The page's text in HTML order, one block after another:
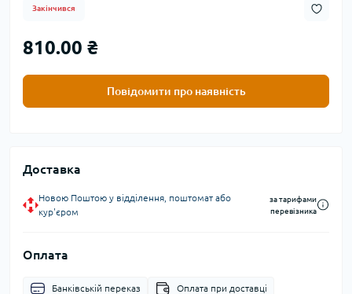
Закінчився
810.00 ₴
Повідомити про наявність
Доставка
Новою Поштою у відділення, поштомат або
кур'єром
за тарифами
перевізника
Оплата
Банківській переказ Оплата при доставці